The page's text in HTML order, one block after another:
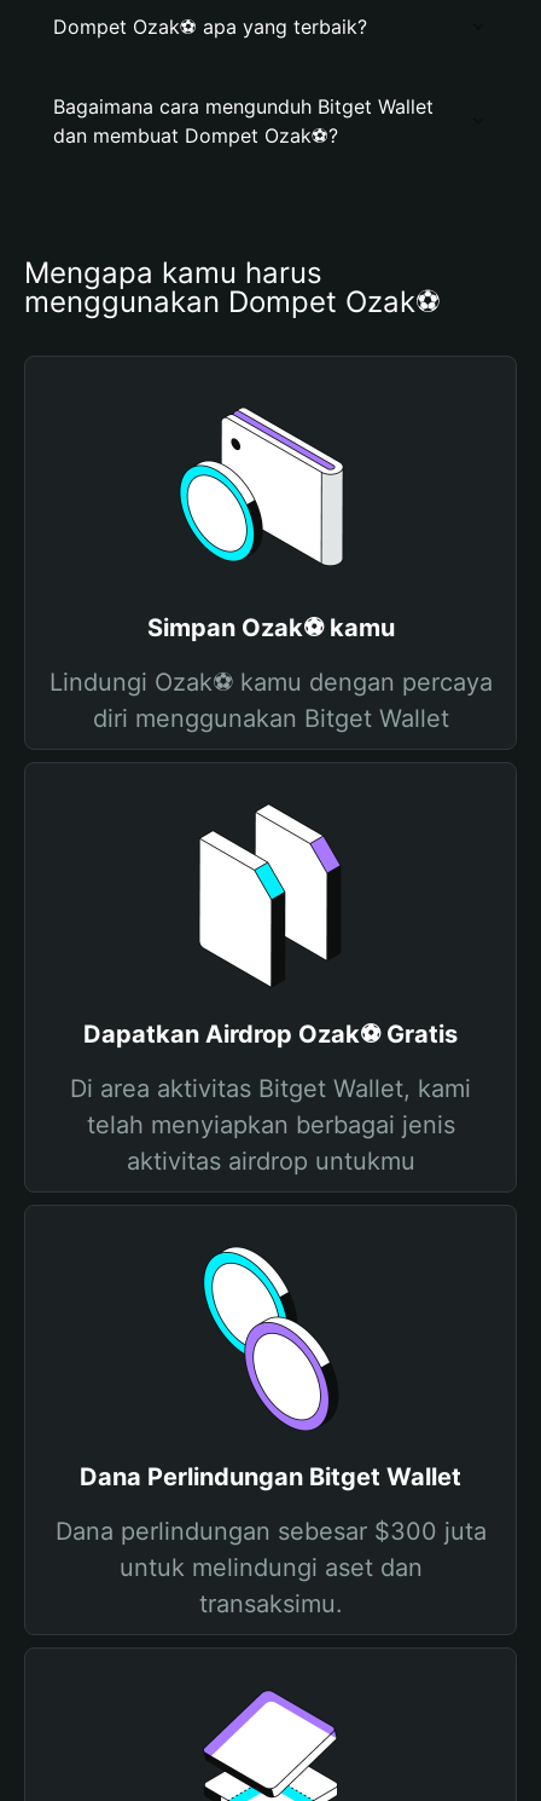
Dompet Ozak⚽️ apa yang terbaik?
Bagaimana cara mengunduh Bitget Wallet
dan membuat Dompet Ozak⚽️?
Mengapa kamu harus
menggunakan Dompet Ozak⚽️
Simpan Ozak⚽️ kamu
Lindungi Ozak⚽️ kamu dengan percaya
diri menggunakan Bitget Wallet
Dapatkan Airdrop Ozak⚽️ Gratis
Di area aktivitas Bitget Wallet, kami
telah menyiapkan berbagai jenis
aktivitas airdrop untukmu
Dana Perlindungan Bitget Wallet
Dana perlindungan sebesar $300 juta
untuk melindungi aset dan
transaksimu.